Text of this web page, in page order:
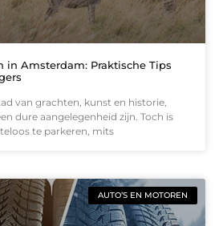
in Amsterdam: Praktische Tips
van grachten, kunst en historie,
dure aangelegenheid zijn. Toch is
te parkeren, mits
AUTO’S EN MOTOREN